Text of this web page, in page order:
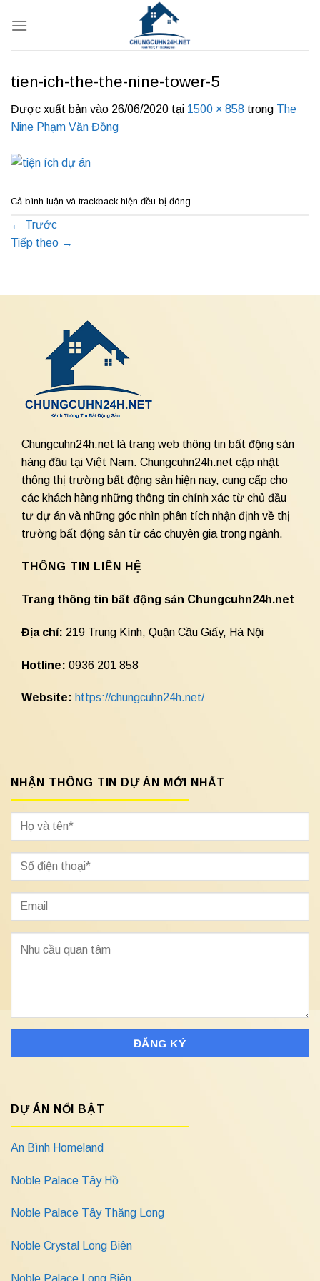
qua
tien-ich-the-the-nine-tower-5
Được xuất bản vào 26/06/2020 tại 1500 × 858 trong The
Nine Phạm Văn Đồng
Cả bình luận và trackback hiện đều bị đóng.
← Trước
Tiếp theo →
Chungcuhn24h.net là trang web thông tin bất động sản
hàng đầu tại Việt Nam. Chungcuhn24h.net cập nhật
thông thị trường bất động sản hiện nay, cung cấp cho
các khách hàng những thông tin chính xác từ chủ đầu
tư dự án và những góc nhìn phân tích nhận định về thị
trường bất động sản từ các chuyên gia trong ngành.
THÔNG TIN LIÊN HỆ
Trang thông tin bất động sản Chungcuhn24h.net
Địa chỉ: 219 Trung Kính, Quận Cầu Giấy, Hà Nội
Hotline: 0936 201 858
Website: https://chungcuhn24h.net/
NHẬN THÔNG TIN DỰ ÁN MỚI NHẤT
DỰ ÁN NỔI BẬT
An Bình Homeland
Noble Palace Tây Hồ
Noble Palace Tây Thăng Long
Noble Crystal Long Biên
Noble Palace Long Biên